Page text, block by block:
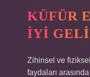
KÜFÜR
IYI
Zihinsel ve
faydaları